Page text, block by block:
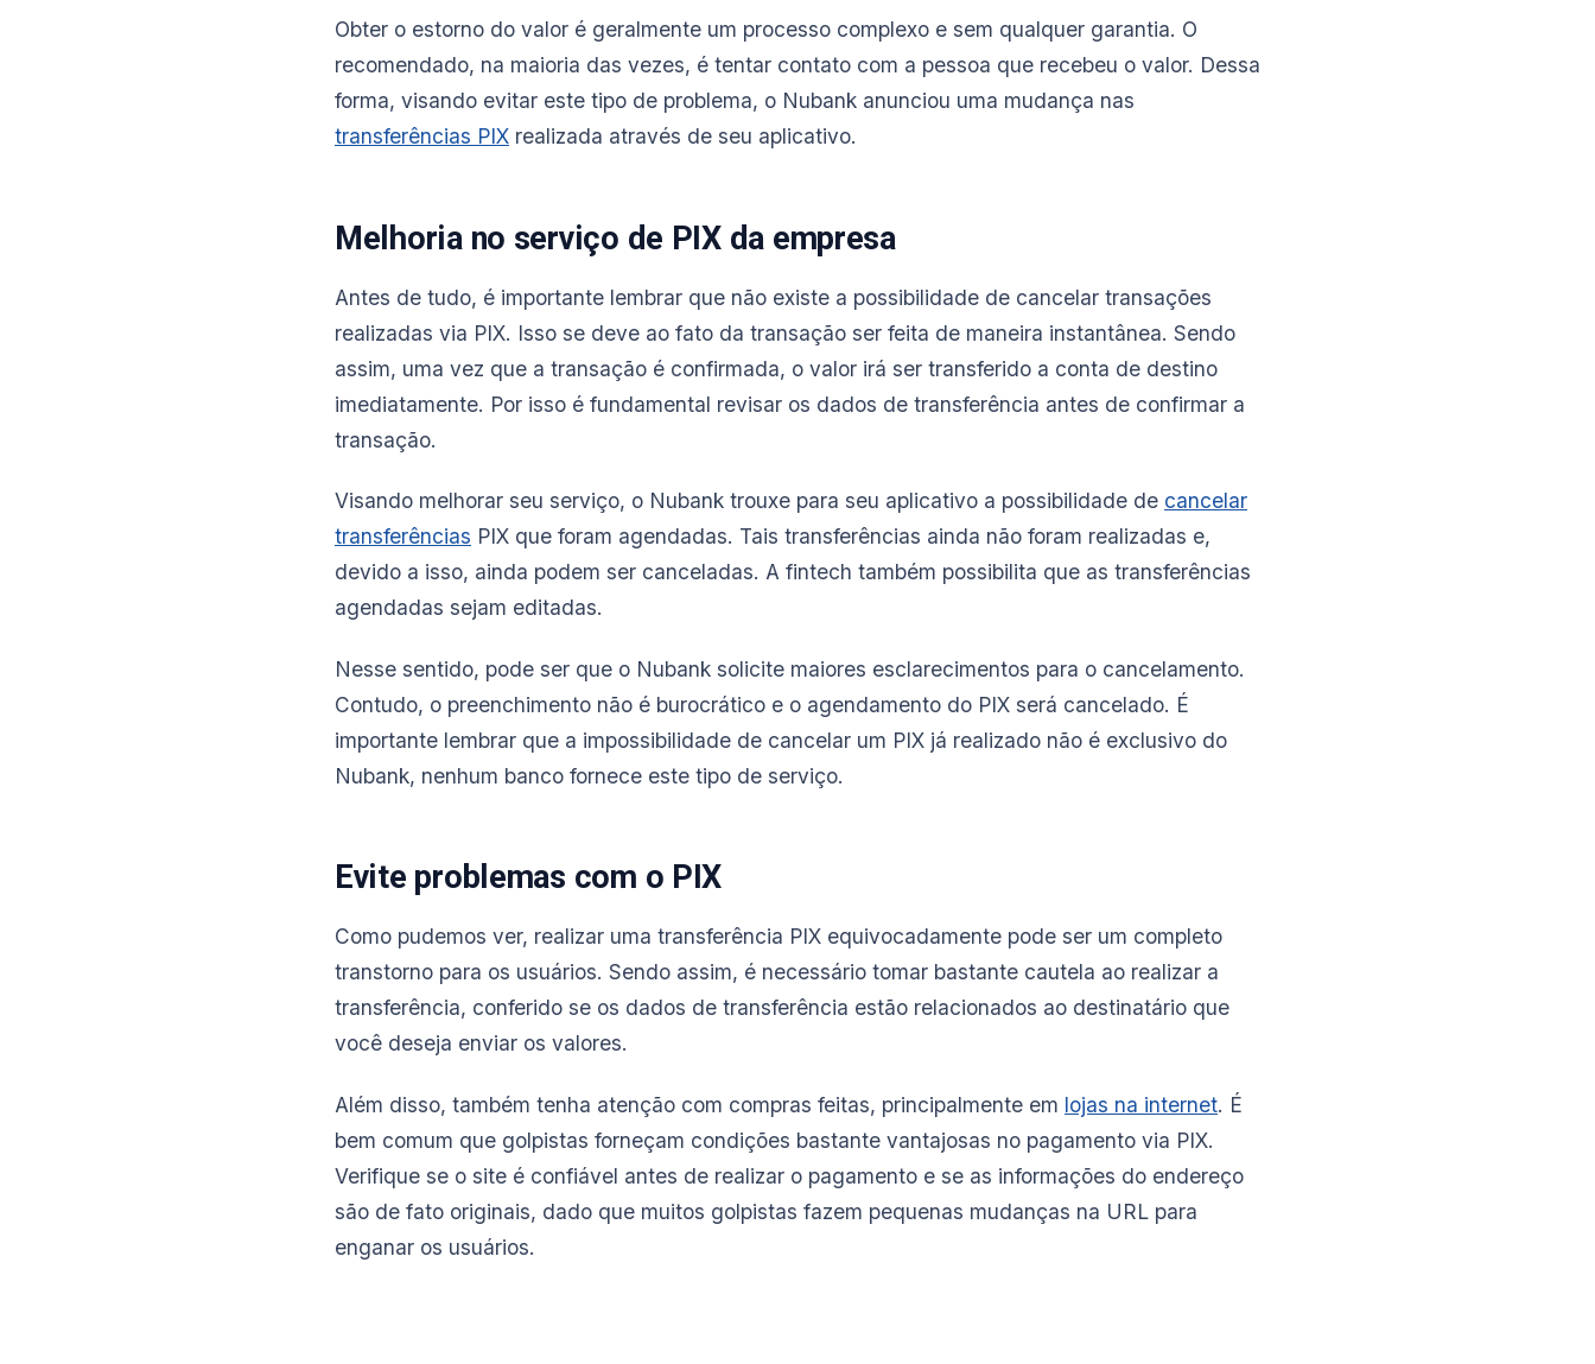
Obter o estorno do valor é geralmente um processo complexo e sem qualquer garantia. O
recomendado, na maioria das vezes, é tentar contato com a pessoa que recebeu o valor. Dessa
forma, visando evitar este tipo de problema, o Nubank anunciou uma mudança nas
transferências PIX realizada através de seu aplicativo.
Melhoria no serviço de PIX da empresa
Antes de tudo, é importante lembrar que não existe a possibilidade de cancelar transações
realizadas via PIX. Isso se deve ao fato da transação ser feita de maneira instantânea. Sendo
assim, uma vez que a transação é confirmada, o valor irá ser transferido a conta de destino
imediatamente. Por isso é fundamental revisar os dados de transferência antes de confirmar a
transação.
Visando melhorar seu serviço, o Nubank trouxe para seu aplicativo a possibilidade de cancelar
transferências PIX que foram agendadas. Tais transferências ainda não foram realizadas e,
devido a isso, ainda podem ser canceladas. A fintech também possibilita que as transferências
agendadas sejam editadas.
Nesse sentido, pode ser que o Nubank solicite maiores esclarecimentos para o cancelamento.
Contudo, o preenchimento não é burocrático e o agendamento do PIX será cancelado. É
importante lembrar que a impossibilidade de cancelar um PIX já realizado não é exclusivo do
Nubank, nenhum banco fornece este tipo de serviço.
Evite problemas com o PIX
Como pudemos ver, realizar uma transferência PIX equivocadamente pode ser um completo
transtorno para os usuários. Sendo assim, é necessário tomar bastante cautela ao realizar a
transferência, conferido se os dados de transferência estão relacionados ao destinatário que
você deseja enviar os valores.
Além disso, também tenha atenção com compras feitas, principalmente em lojas na internet. É
bem comum que golpistas forneçam condições bastante vantajosas no pagamento via PIX.
Verifique se o site é confiável antes de realizar o pagamento e se as informações do endereço
são de fato originais, dado que muitos golpistas fazem pequenas mudanças na URL para
enganar os usuários.